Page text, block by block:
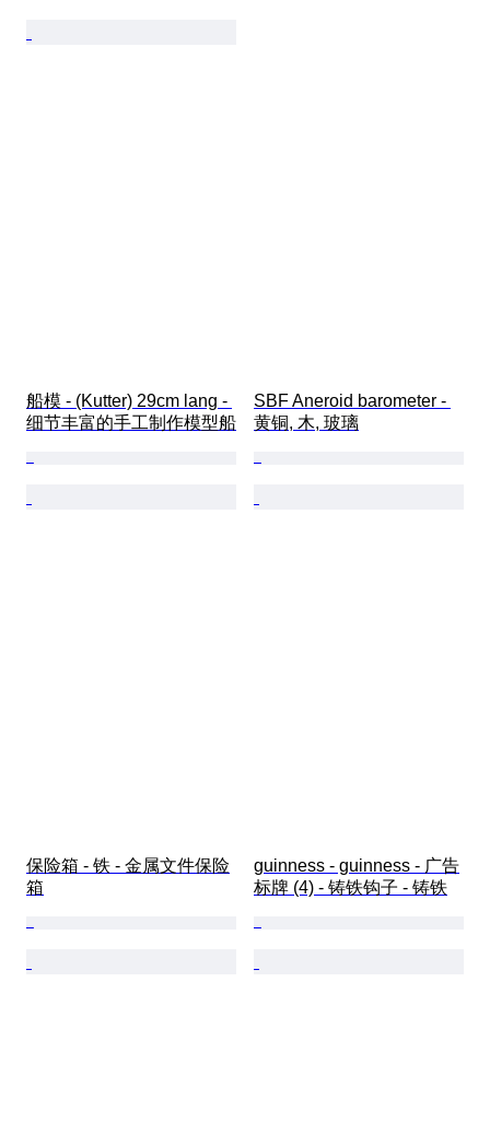
船模 - (Kutter) 29cm lang -
细节丰富的手工制作模型船
SBF Aneroid barometer -
黄铜, 木, 玻璃
保险箱 - 铁 - 金属文件保险
箱
guinness - guinness - 广告
标牌 (4) - 铸铁钩子 - 铸铁